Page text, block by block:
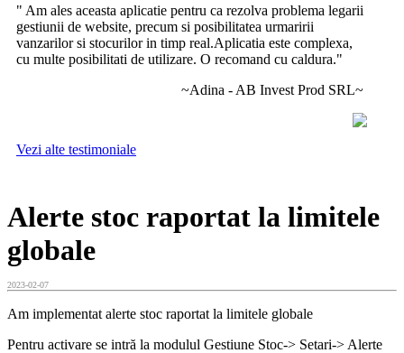
" Am ales aceasta aplicatie pentru ca rezolva problema legarii
gestiunii de website, precum si posibilitatea urmaririi
vanzarilor si stocurilor in timp real.Aplicatia este complexa,
cu multe posibilitati de utilizare. O recomand cu caldura."
~Adina - AB Invest Prod SRL~
Vezi alte testimoniale
Alerte stoc raportat la limitele
globale
2023-02-07
Am implementat alerte stoc raportat la limitele globale
Pentru activare se intră la modulul Gestiune Stoc-> Setari-> Alerte